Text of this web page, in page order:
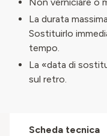
La durata
Sostituirlo
tempo.
La «data di
sul retro.
Scheda tecnica